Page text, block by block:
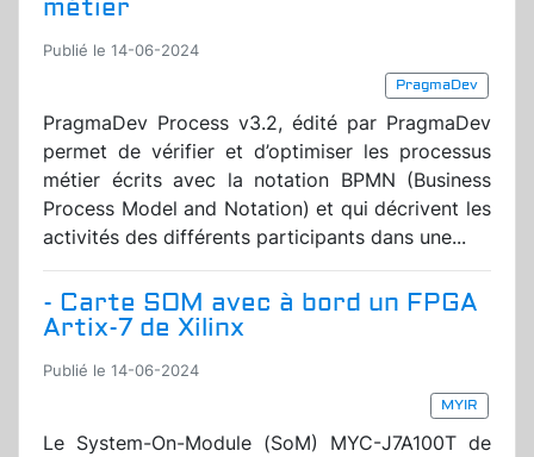
métier
Publié le 14-06-2024
PragmaDev
PragmaDev Process v3.2, édité par PragmaDev
permet de vérifier et d’optimiser les processus
métier écrits avec la notation BPMN (Business
Process Model and Notation) et qui décrivent les
activités des différents participants dans une...
- Carte SOM avec à bord un FPGA
Artix-7 de Xilinx
Publié le 14-06-2024
MYIR
Le System-On-Module (SoM) MYC-J7A100T de